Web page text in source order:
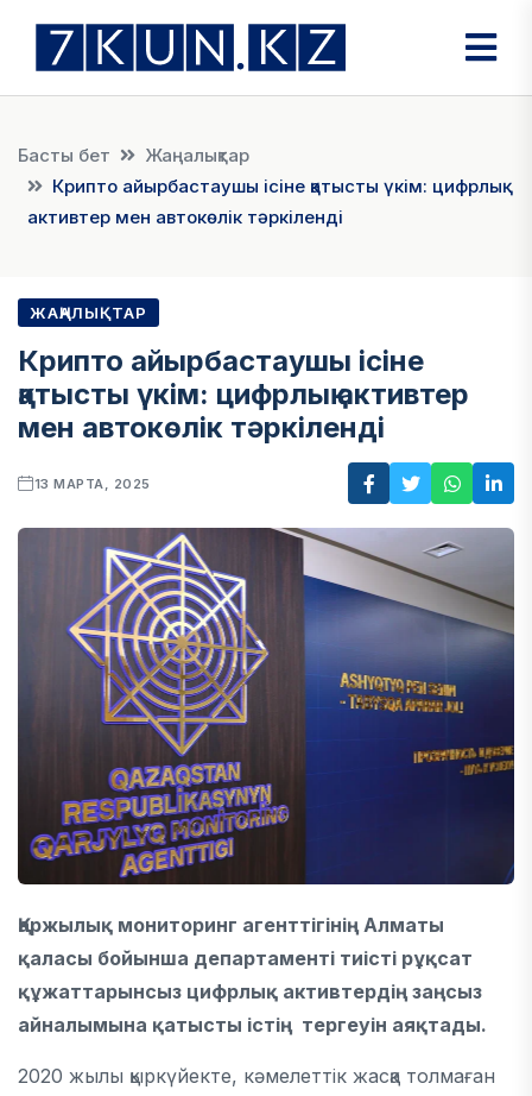
Басты бет
Жаңалықтар
Крипто айырбастаушы ісіне қатысты үкім: цифрлық
активтер мен автокөлік тәркіленді
ЖАҢАЛЫҚТАР
Крипто айырбастаушы ісіне
қатысты үкім: цифрлық активтер
мен автокөлік тәркіленді
13 МАРТА, 2025
Қаржылық мониторинг агенттігінің Алматы
қаласы бойынша департаменті тиісті рұқсат
құжаттарынсыз цифрлық активтердің заңсыз
айналымына қатысты істің тергеуін аяқтады.
2020 жылы қыркүйекте, кәмелеттік жасқа толмаған